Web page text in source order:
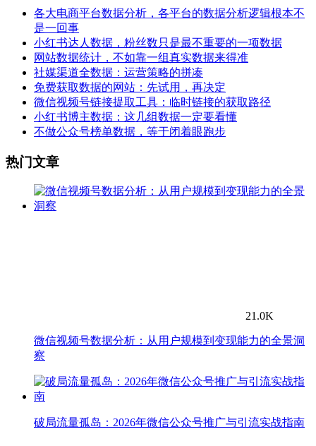
各大电商平台数据分析，各平台的数据分析逻辑根本不
是一回事
小红书达人数据，粉丝数只是最不重要的一项数据
网站数据统计，不如靠一组真实数据来得准
社媒渠道全数据：运营策略的拼凑
免费获取数据的网站：先试用，再决定
微信视频号链接提取工具：临时链接的获取路径
小红书博主数据：这几组数据一定要看懂
不做公众号榜单数据，等于闭着眼跑步
热门文章
21.0K
微信视频号数据分析：从用户规模到变现能力的全景洞
察
破局流量孤岛：2026年微信公众号推广与引流实战指南